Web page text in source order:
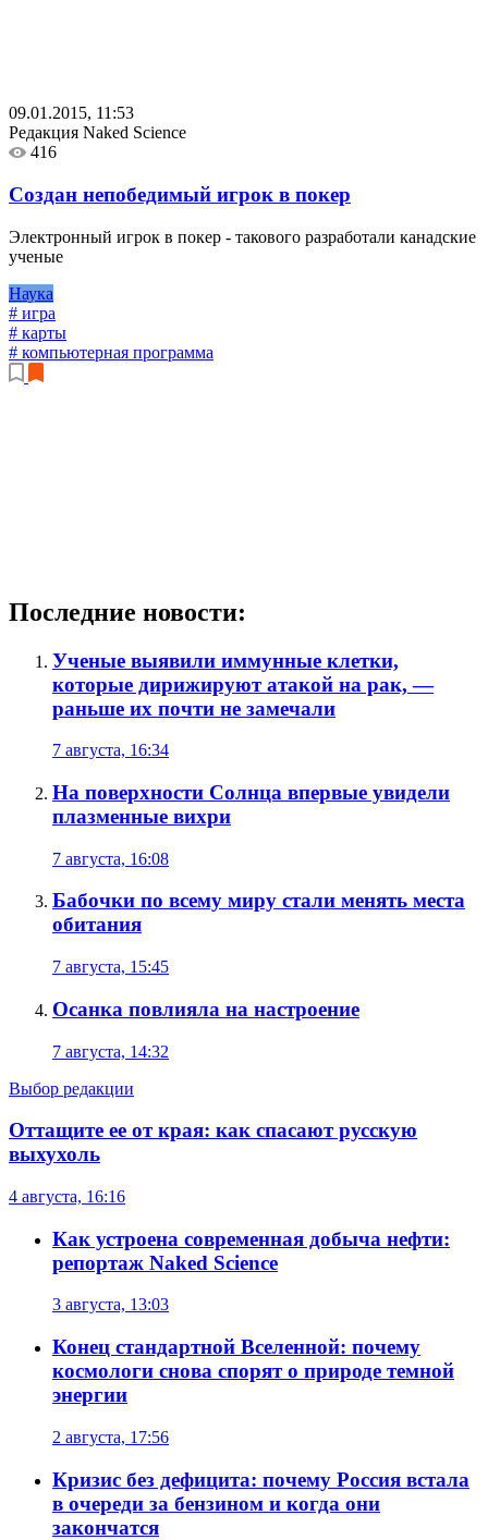
09.01.2015, 11:53
Редакция Naked Science
416
Создан непобедимый игрок в покер
Электронный игрок в покер - такового разработали канадские
ученые
Наука
# игра
# карты
# компьютерная программа
Последние новости:
Ученые выявили иммунные клетки,
которые дирижируют атакой на рак, —
раньше их почти не замечали
7 августа, 16:34
На поверхности Солнца впервые увидели
плазменные вихри
7 августа, 16:08
Бабочки по всему миру стали менять места
обитания
7 августа, 15:45
Осанка повлияла на настроение
7 августа, 14:32
Выбор редакции
Оттащите ее от края: как спасают русскую
выхухоль
4 августа, 16:16
Как устроена современная добыча нефти:
репортаж Naked Science
3 августа, 13:03
Конец стандартной Вселенной: почему
космологи снова спорят о природе темной
энергии
2 августа, 17:56
Кризис без дефицита: почему Россия встала
в очереди за бензином и когда они
закончатся